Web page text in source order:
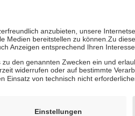
die besondere Stellung der Familie zu
der Fahrkosten
werden